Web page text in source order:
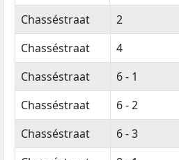
Straatnaam
Chasséstraat 2
Chasséstraat
4
Chasséstraat
6 - 1
Chasséstraat
6 - 2
Chasséstraat
6 - 3